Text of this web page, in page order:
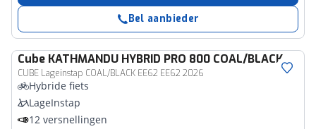
Bel aanbieder
Cube KATHMANDU HYBRID PRO 800 COAL/BLACK
CUBE Lageinstap COAL/BLACK EE62 EE62 2026
Hybride fiets
LageInstap
12 versnellingen